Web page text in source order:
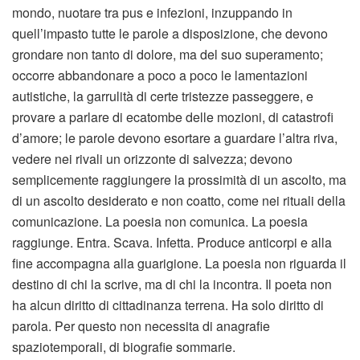
mondo, nuotare tra pus e infezioni, inzuppando in
quell’impasto tutte le parole a disposizione, che devono
grondare non tanto di dolore, ma del suo superamento;
occorre abbandonare a poco a poco le lamentazioni
autistiche, la garrulità di certe tristezze passeggere, e
provare a parlare di ecatombe delle mozioni, di catastrofi
d’amore; le parole devono esortare a guardare l’altra riva,
vedere nei rivali un orizzonte di salvezza; devono
semplicemente raggiungere la prossimità di un ascolto, ma
di un ascolto desiderato e non coatto, come nei rituali della
comunicazione. La poesia non comunica. La poesia
raggiunge. Entra. Scava. Infetta. Produce anticorpi e alla
fine accompagna alla guarigione. La poesia non riguarda il
destino di chi la scrive, ma di chi la incontra. Il poeta non
ha alcun diritto di cittadinanza terrena. Ha solo diritto di
parola. Per questo non necessita di anagrafie
spaziotemporali, di biografie sommarie.